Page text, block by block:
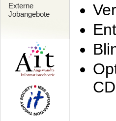
Externe
Jobangebote